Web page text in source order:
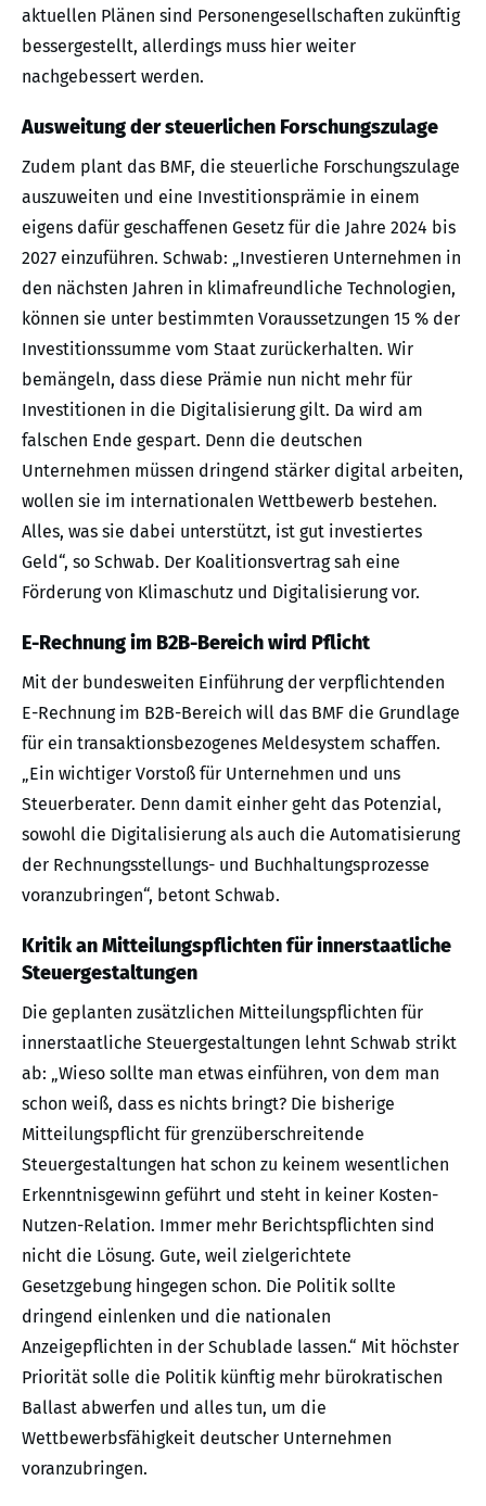
aktuellen Plänen sind Personengesellschaften zukünftig
bessergestellt, allerdings muss hier weiter
nachgebessert werden.
Ausweitung der steuerlichen Forschungszulage
Zudem plant das BMF, die steuerliche Forschungszulage
auszuweiten und eine Investitionsprämie in einem
eigens dafür geschaffenen Gesetz für die Jahre 2024 bis
2027 einzuführen. Schwab: „Investieren Unternehmen in
den nächsten Jahren in klimafreundliche Technologien,
können sie unter bestimmten Voraussetzungen 15 % der
Investitionssumme vom Staat zurückerhalten. Wir
bemängeln, dass diese Prämie nun nicht mehr für
Investitionen in die Digitalisierung gilt. Da wird am
falschen Ende gespart. Denn die deutschen
Unternehmen müssen dringend stärker digital arbeiten,
wollen sie im internationalen Wettbewerb bestehen.
Alles, was sie dabei unterstützt, ist gut investiertes
Geld“, so Schwab. Der Koalitionsvertrag sah eine
Förderung von Klimaschutz und Digitalisierung vor.
E-Rechnung im B2B-Bereich wird Pflicht
Mit der bundesweiten Einführung der verpflichtenden
E-Rechnung im B2B-Bereich will das BMF die Grundlage
für ein transaktionsbezogenes Meldesystem schaffen.
„Ein wichtiger Vorstoß für Unternehmen und uns
Steuerberater. Denn damit einher geht das Potenzial,
sowohl die Digitalisierung als auch die Automatisierung
der Rechnungsstellungs- und Buchhaltungsprozesse
voranzubringen“, betont Schwab.
Kritik an Mitteilungspflichten für innerstaatliche
Steuergestaltungen
Die geplanten zusätzlichen Mitteilungspflichten für
innerstaatliche Steuergestaltungen lehnt Schwab strikt
ab: „Wieso sollte man etwas einführen, von dem man
schon weiß, dass es nichts bringt? Die bisherige
Mitteilungspflicht für grenzüberschreitende
Steuergestaltungen hat schon zu keinem wesentlichen
Erkenntnisgewinn geführt und steht in keiner Kosten-
Nutzen-Relation. Immer mehr Berichtspflichten sind
nicht die Lösung. Gute, weil zielgerichtete
Gesetzgebung hingegen schon. Die Politik sollte
dringend einlenken und die nationalen
Anzeigepflichten in der Schublade lassen.“ Mit höchster
Priorität solle die Politik künftig mehr bürokratischen
Ballast abwerfen und alles tun, um die
Wettbewerbsfähigkeit deutscher Unternehmen
voranzubringen.